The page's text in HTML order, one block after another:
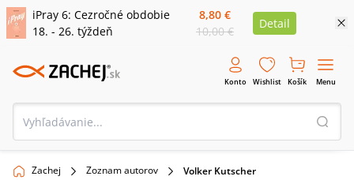
iPray 6: Cezročné obdobie
18. - 26. týždeň
8,80 €
10,00 €
Detail
Konto Wishlist Košík Menu
Zachej Zoznam autorov Volker Kutscher